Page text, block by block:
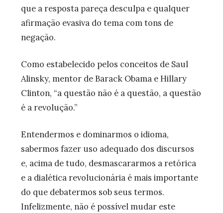
que a resposta pareça desculpa e qualquer
afirmação evasiva do tema com tons de
negação.
Como estabelecido pelos conceitos de Saul
Alinsky, mentor de Barack Obama e Hillary
Clinton, “a questão não é a questão, a questão
é a revolução.”
Entendermos e dominarmos o idioma,
sabermos fazer uso adequado dos discursos
e, acima de tudo, desmascararmos a retórica
e a dialética revolucionária é mais importante
do que debatermos sob seus termos.
Infelizmente, não é possível mudar este